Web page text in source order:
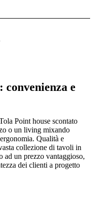
convenienza e
Point house scontato
o un living mixando
Qualità e
collezione di tavoli in
ad un prezzo vantaggioso,
dei clienti a progetto